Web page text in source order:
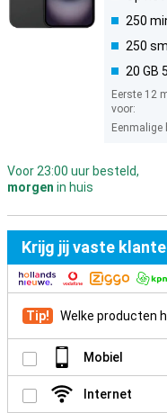
250
250
20 GB
Eerste 12
voor:
Eenmalige
Voor 23:00 uur besteld,
morgen in huis
Krijg jij vaste
Tip! Welke producten
Mobiel
Internet